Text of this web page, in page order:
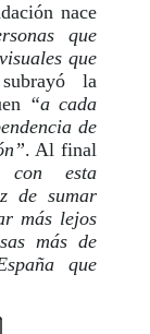
nace
que
que
la
“a cada
de
. Al final
con esta
de sumar
más lejos
más de
que